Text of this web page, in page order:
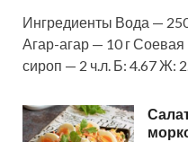
Ингредиенты Вода —
Агар-агар — 10 г
сироп — 2 ч.л. Б: 4.67 Ж: